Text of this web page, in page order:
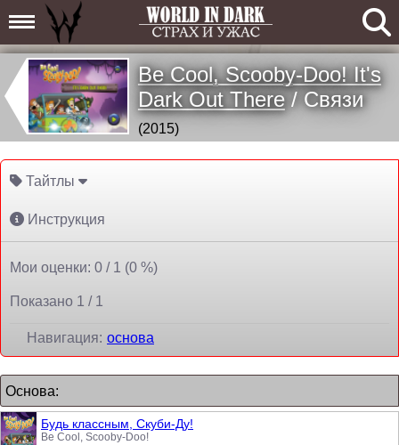
Be Cool, Scooby-Doo! It's
Dark Out There/ Связи
(2015)
Тайтлы
Инструкция
Мои оценки: 0 / 1 (0 %)
Показано 1 / 1
Навигация: основа
основа:
Будь классным, Скуби-Ду!
Be Cool, Scooby-Doo!